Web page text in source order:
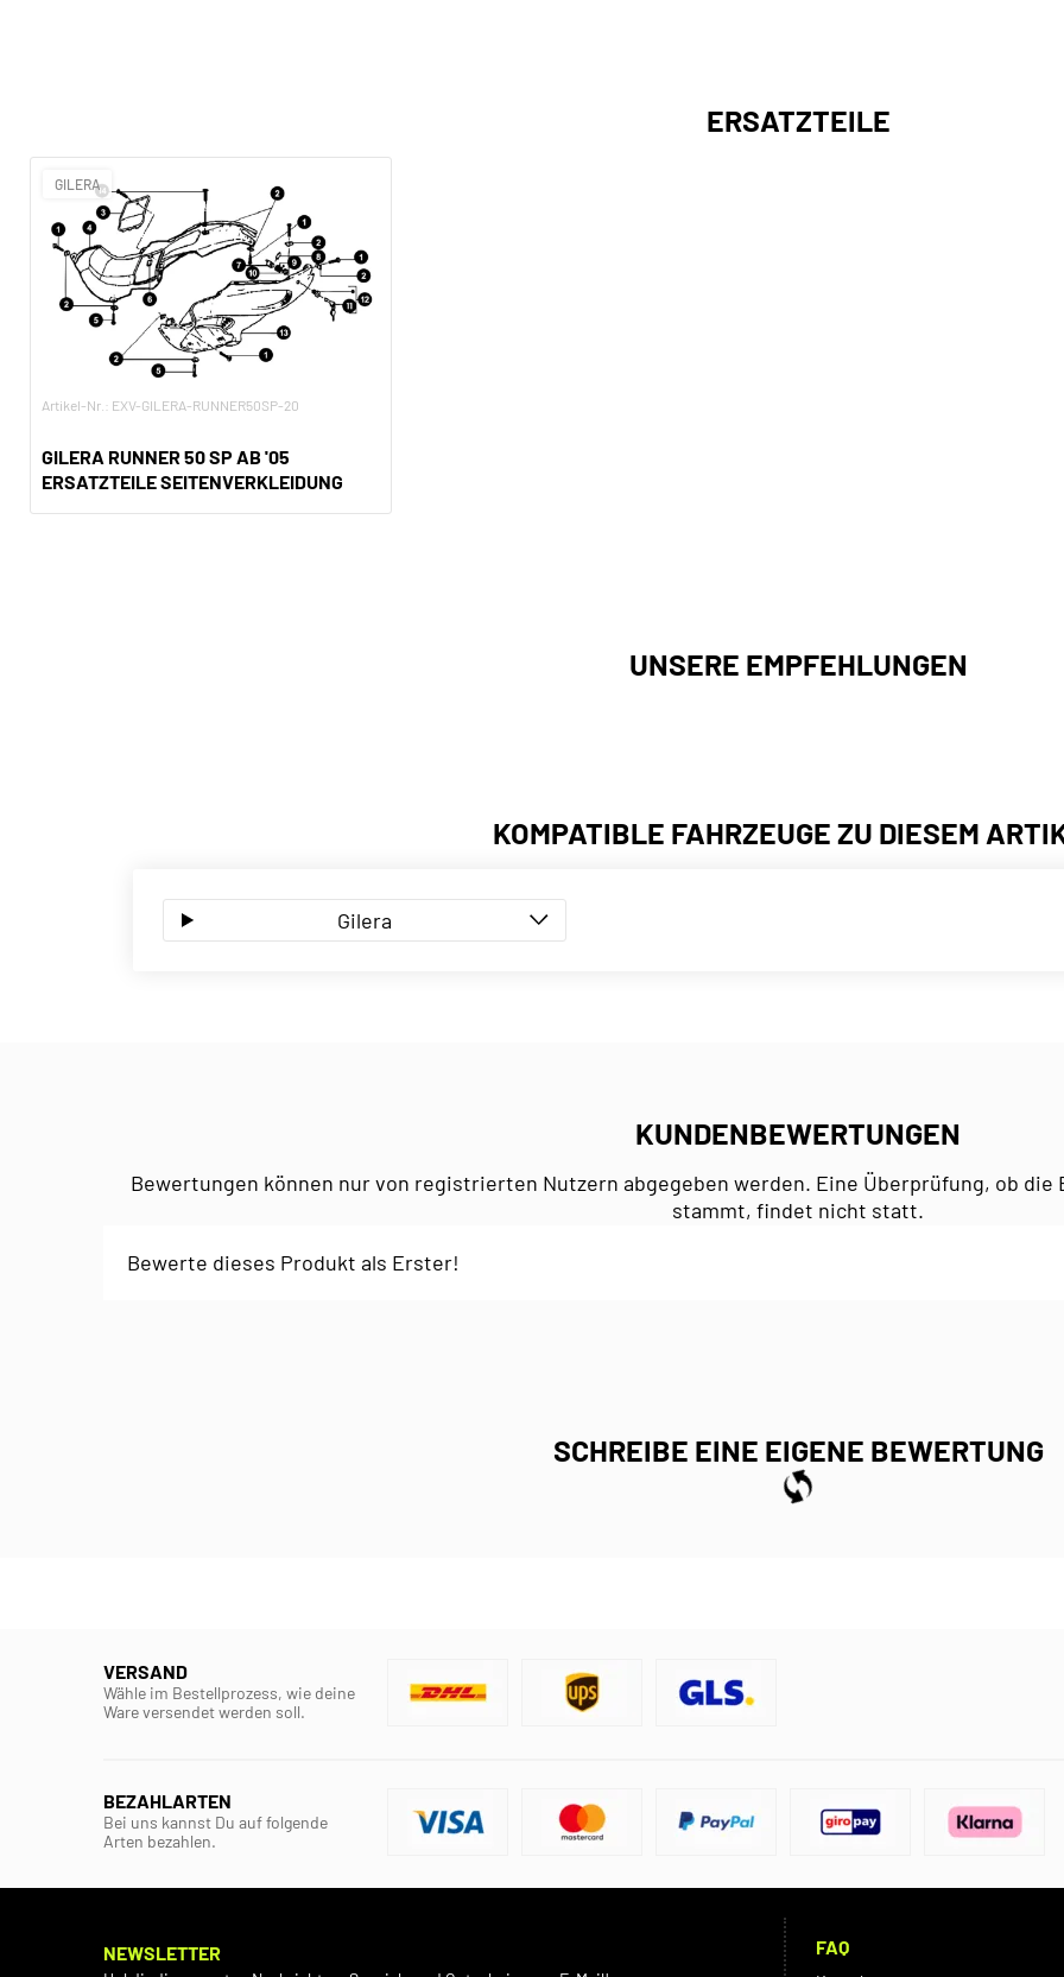
ERSATZTEILE
GILERA
Artikel-Nr.: EXV-GILERA-RUNNER50SP-20
GILERA RUNNER 50 SP AB '05
ERSATZTEILE SEITENVERKLEIDUNG
UNSERE EMPFEHLUNGEN
KOMPATIBLE FAHRZEUGE ZU DIESEM
Gilera
KUNDENBEWERTUNGEN
Bewertungen können nur von registrierten Nutzern abgegeben werden. Eine Überprüfung, ob
stammt, findet nicht statt.
Bewerte dieses Produkt als Erster!
SCHREIBE EINE EIGENE BEWERTUNG
VERSAND
Wähle im Bestellprozess, wie deine
Ware versendet werden soll.
BEZAHLARTEN
Bei uns kannst Du auf folgende
Arten bezahlen.
NEWSLETTER FAQ